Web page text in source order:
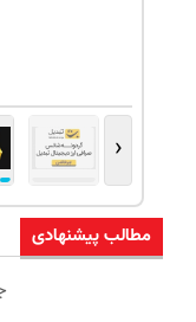
‹
مطالب پیشنهادی